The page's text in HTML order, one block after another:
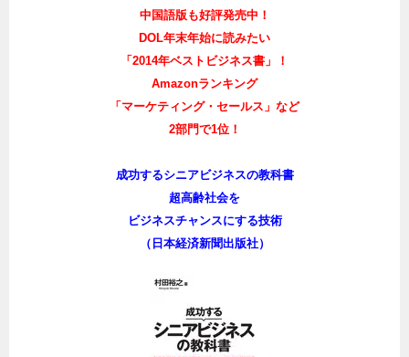
中国語版も好評発売中！
DOL年末年始に読みたい
「2014年ベストビジネス書」！
Amazonランキング
「マーケティング・セールス」など
2部門で1位！
成功するシニアビジネスの教科書
超高齢社会を
ビジネスチャンスにする技術
（日本経済新聞出版社）